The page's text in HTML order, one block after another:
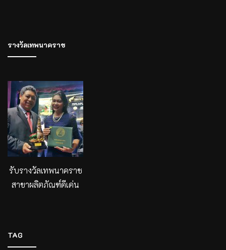
รางวัลเทพนาคราช
รับรางวัลเทพนาคราช
สาขาผลิตภัณฑ์ดีเด่น
TAG